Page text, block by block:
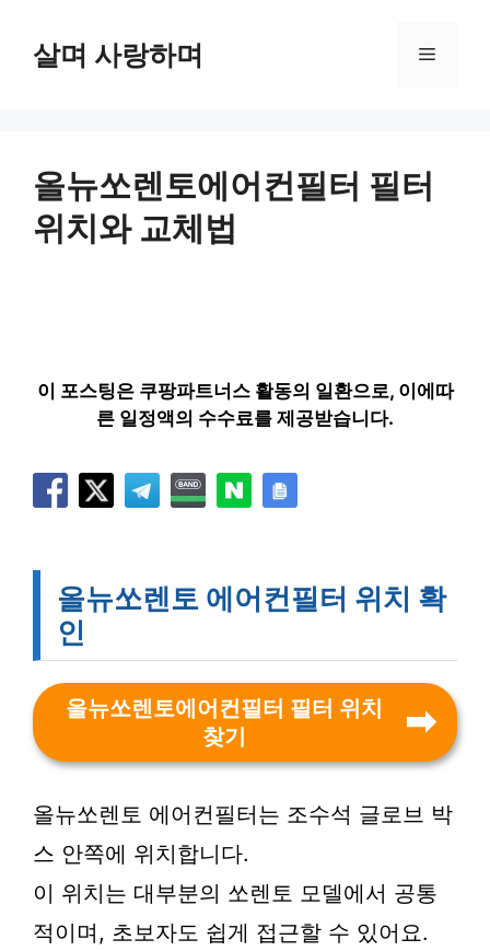
살며 사랑하며 메
올뉴쏘렌토에어컨필터 필터
위치와 교체법
이 포스팅은 쿠팡파트너스 활동의 일환으로, 이에따
른 일정액의 수수료를 제공받습니다.
올뉴쏘렌토 에어컨필터 위치 확
인
올뉴쏘렌토에어컨필터 필터 위치
찾기
올뉴쏘렌토 에어컨필터는 조수석 글로브 박
스 안쪽에 위치합니다.
이 위치는 대부분의 쏘렌토 모델에서 공통
적이며, 초보자도 쉽게 접근할 수 있어요.